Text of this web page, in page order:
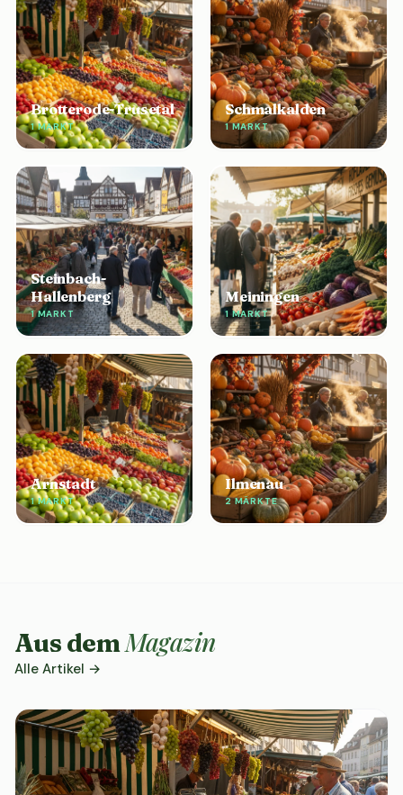
Brotterode-Trusetal
1 MARKT
Schmalkalden
1 MARKT
Steinbach-
Hallenberg
1 MARKT
Meiningen
1 MARKT
Arnstadt
1 MARKT
Ilmenau
2 MÄRKTE
Aus demMagazin
Alle Artikel →